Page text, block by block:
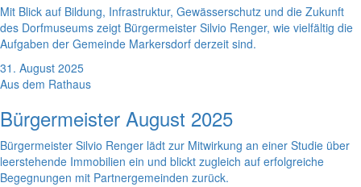
Mit Blick auf Bildung, Infrastruktur, Gewässerschutz und die Zukunft
des Dorfmuseums zeigt Bürgermeister Silvio Renger, wie vielfältig die
Aufgaben der Gemeinde Markersdorf derzeit sind.
31. August 2025
Aus dem Rathaus
Bürgermeister August 2025
Bürgermeister Silvio Renger lädt zur Mitwirkung an einer Studie über
leerstehende Immobilien ein und blickt zugleich auf erfolgreiche
Begegnungen mit Partnergemeinden zurück.